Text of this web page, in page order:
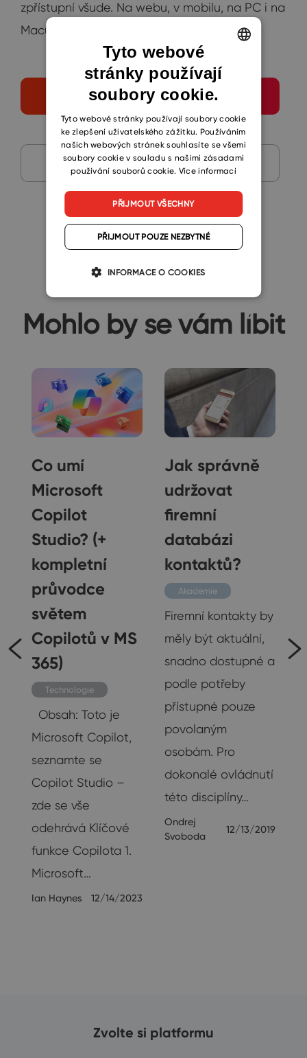
zpřístupní všude. Na webu, v mobilu, na PC i na
Macu.
Získat CFO Dashboard
Návod
Mohlo by se vám líbit
Co umí
Microsoft
Copilot
Studio? (+
kompletní
průvodce
světem
Copilotů v MS
365)
Technologie
Obsah: Toto je
Microsoft Copilot,
seznamte se
Copilot Studio –
zde se vše
odehrává Klíčové
funkce Copilota 1.
Microsoft…
Ian Haynes 12/14/2023
Jak správně
udržovat
firemní
databázi
kontaktů?
Akademie
Firemní kontakty by
měly být aktuální,
snadno dostupné a
podle potřeby
přístupné pouze
povolaným
osobám. Pro
dokonalé ovládnutí
této disciplíny…
Ondrej
Svoboda
12/13/2019
Zvolte si platformu
ENGLISH
CZECH
SLOVAK
Tyto webové
stránky používají
soubory cookie.
Tyto webové stránky používají soubory cookie
ke zlepšení uživatelského zážitku. Používáním
našich webových stránek souhlasíte se všemi
soubory cookie v souladu s našimi zásadami
používání souborů cookie. Více informací
PŘIJMOUT VŠECHNY
PŘIJMOUT POUZE NEZBYTNÉ
INFORMACE O COOKIES